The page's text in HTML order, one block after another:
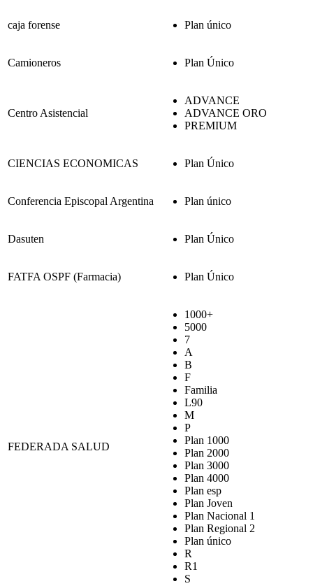
caja forense Plan único
Camioneros Plan Único
Centro Asistencial
ADVANCE
ADVANCE ORO
PREMIUM
CIENCIAS ECONOMICAS Plan Único
Conferencia Episcopal Argentina Plan único
Dasuten Plan Único
FATFA OSPF (Farmacia) Plan Único
FEDERADA SALUD
1000+
5000
7
A
B
F
Familia
L90
M
P
Plan 1000
Plan 2000
Plan 3000
Plan 4000
Plan esp
Plan Joven
Plan Nacional 1
Plan Regional 2
Plan único
R
R1
S